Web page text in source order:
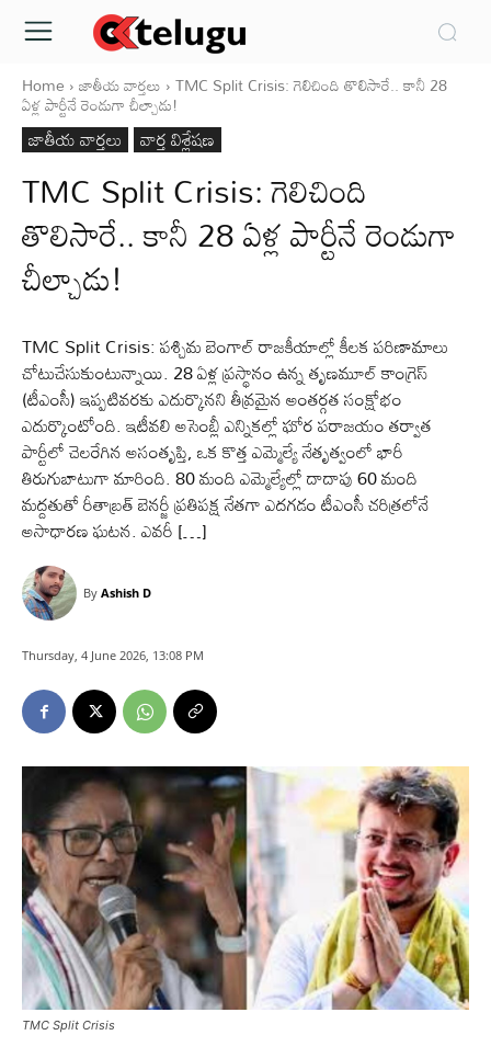
Home జాతీయ వార్తలు TMC Split Crisis: గెలిచింది తొలిసారే.. కానీ 28
ఏళ్ల పార్టీనే రెండుగా చీల్చాడు!
జాతీయ వార్తలు వార్త విశ్లేషణ
TMC Split Crisis: గెలిచింది
తొలిసారే.. కానీ 28 ఏళ్ల పార్టీనే రెండుగా
చీల్చాడు!
TMC Split Crisis: పశ్చిమ బెంగాల్‌ రాజకీయాల్లో కీలక పరిణామాలు
చోటుచేసుకుంటున్నాయి. 28 ఏళ్ల ప్రస్థానం ఉన్న తృణమూల్‌ కాంగ్రెస్‌
(టీఎంసీ) ఇప్పటివరకు ఎదుర్కొనని తీవ్రమైన అంతర్గత సంక్షోభం
ఎదుర్కొంటోంది. ఇటీవలి అసెంబ్లీ ఎన్నికల్లో ఘోర పరాజయం తర్వాత
పార్టీలో చెలరేగిన అసంతృప్తి, ఒక కొత్త ఎమ్మెల్యే నేతృత్వంలో భారీ
తిరుగుబాటుగా మారింది. 80 మంది ఎమ్మెల్యేల్లో దాదాపు 60 మంది
మద్దతుతో రీతాబ్రత్‌ బెనర్జీ ప్రతిపక్ష నేతగా ఎదగడం టీఎంసీ చరిత్రలోనే
అసాధారణ ఘటన. ఎవరీ […]
By Ashish D
Thursday, 4 June 2026, 13:08 PM
TMC Split Crisis